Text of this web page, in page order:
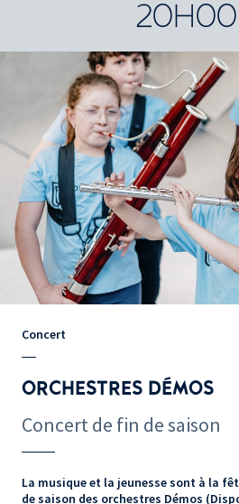
20H00
Concert
ORCHESTRES DÉMOS
Concert de fin de saison
La musique et la jeunesse sont à la
de saison des orchestres Démos